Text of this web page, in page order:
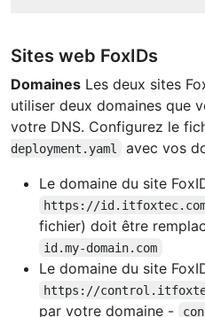
Sites web FoxIDs
Domaines Les deux sites
utiliser deux domaines que
votre DNS. Configurez le
deployment.yaml
avec vos
Le domaine du site
https://
fichier) doit être
id.my-domain.com
Le domaine du site
https://
par votre domaine -